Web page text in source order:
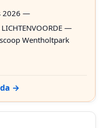
2026 —
—
Wentholtpark
→